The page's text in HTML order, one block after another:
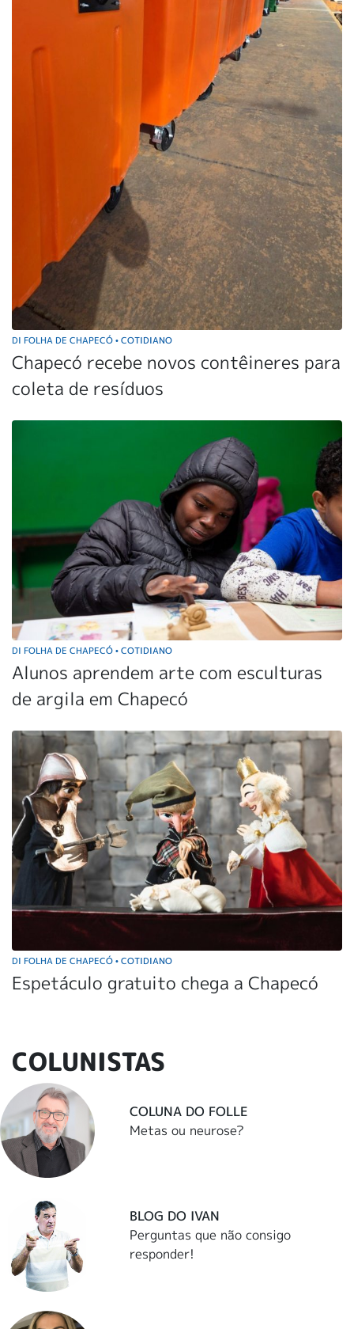
DI FOLHA DE CHAPECÓ • COTIDIANO
Chapecó recebe novos contêineres para
coleta de resíduos
DI FOLHA DE CHAPECÓ • COTIDIANO
Alunos aprendem arte com esculturas
de argila em Chapecó
DI FOLHA DE CHAPECÓ • COTIDIANO
Espetáculo gratuito chega a Chapecó
COLUNISTAS
COLUNA DO FOLLE
Metas ou neurose?
BLOG DO IVAN
Perguntas que não consigo
responder!